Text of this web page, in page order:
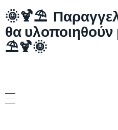
🌞🍹⛱️
θα υλοποιηθούν
⛱️🍹🌞